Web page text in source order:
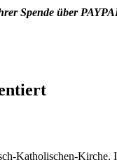
Spende über
Katholischen-